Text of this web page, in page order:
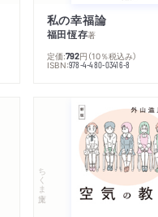
私の幸福論
福田恆存著
定価:792円 （10％税込み）
ISBN:978-4-480-03416-8
ちくま文庫